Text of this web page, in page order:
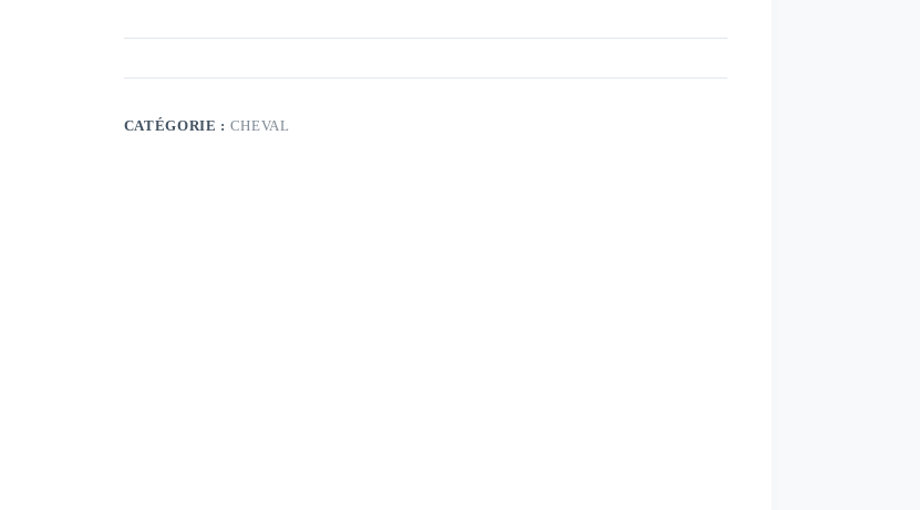
CATÉGORIE : CHEVAL